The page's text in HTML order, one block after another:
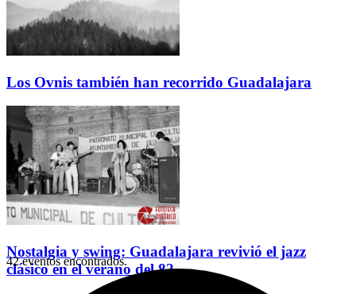
Los Ovnis también han recorrido Guadalajara
Nostalgia y swing: Guadalajara revivió el jazz
clásico en el verano del 82
42 eventos encontrados.